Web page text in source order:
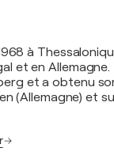
à
et en Allemagne.
et a obtenu
(Allemagne) et